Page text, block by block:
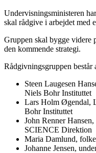
Undervisningsministeren
skal rådgive i arbejdet med
Gruppen skal bygge videre
den kommende strategi.
Rådgivningsgruppen består
Steen Laugesen
Niels Bohr Instituttet
Lars Holm Øgendal,
Bohr Instituttet
John Renner
SCIENCE Direktion
Maria Damlund,
Johanne Jensen,